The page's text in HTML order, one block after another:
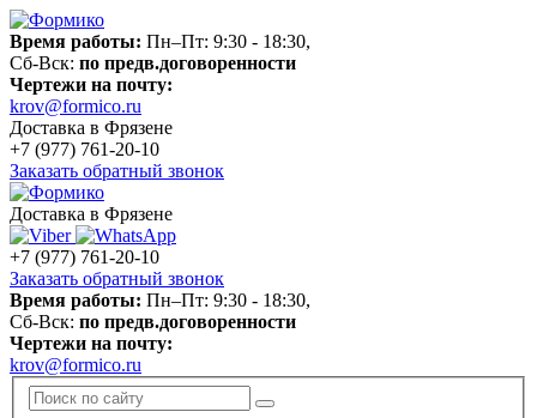
Время работы: Пн–Пт: 9:30 - 18:30,
Сб-Вск: по предв.договоренности
Чертежи на почту:
krov@formico.ru
Доставка в Фрязене
+7 (977) 761-20-10
Заказать обратный звонок
Доставка в Фрязене
+7 (977) 761-20-10
Заказать обратный звонок
Время работы: Пн–Пт: 9:30 - 18:30,
Сб-Вск: по предв.договоренности
Чертежи на почту:
krov@formico.ru